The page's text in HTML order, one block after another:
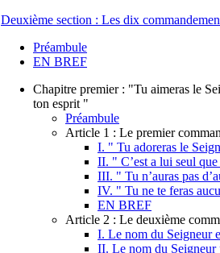
Deuxième section : Les dix
Préambule
EN BREF
Chapitre premier : "Tu aimeras le
ton esprit "
Préambule
Article 1 : Le premier
I. " Tu adoreras le
II. " C’est a lui seul
III. " Tu n’auras pas
IV. " Tu ne te feras
EN BREF
Article 2 : Le deuxième
I. Le nom du Seigneur
II. Le nom du Seigneur